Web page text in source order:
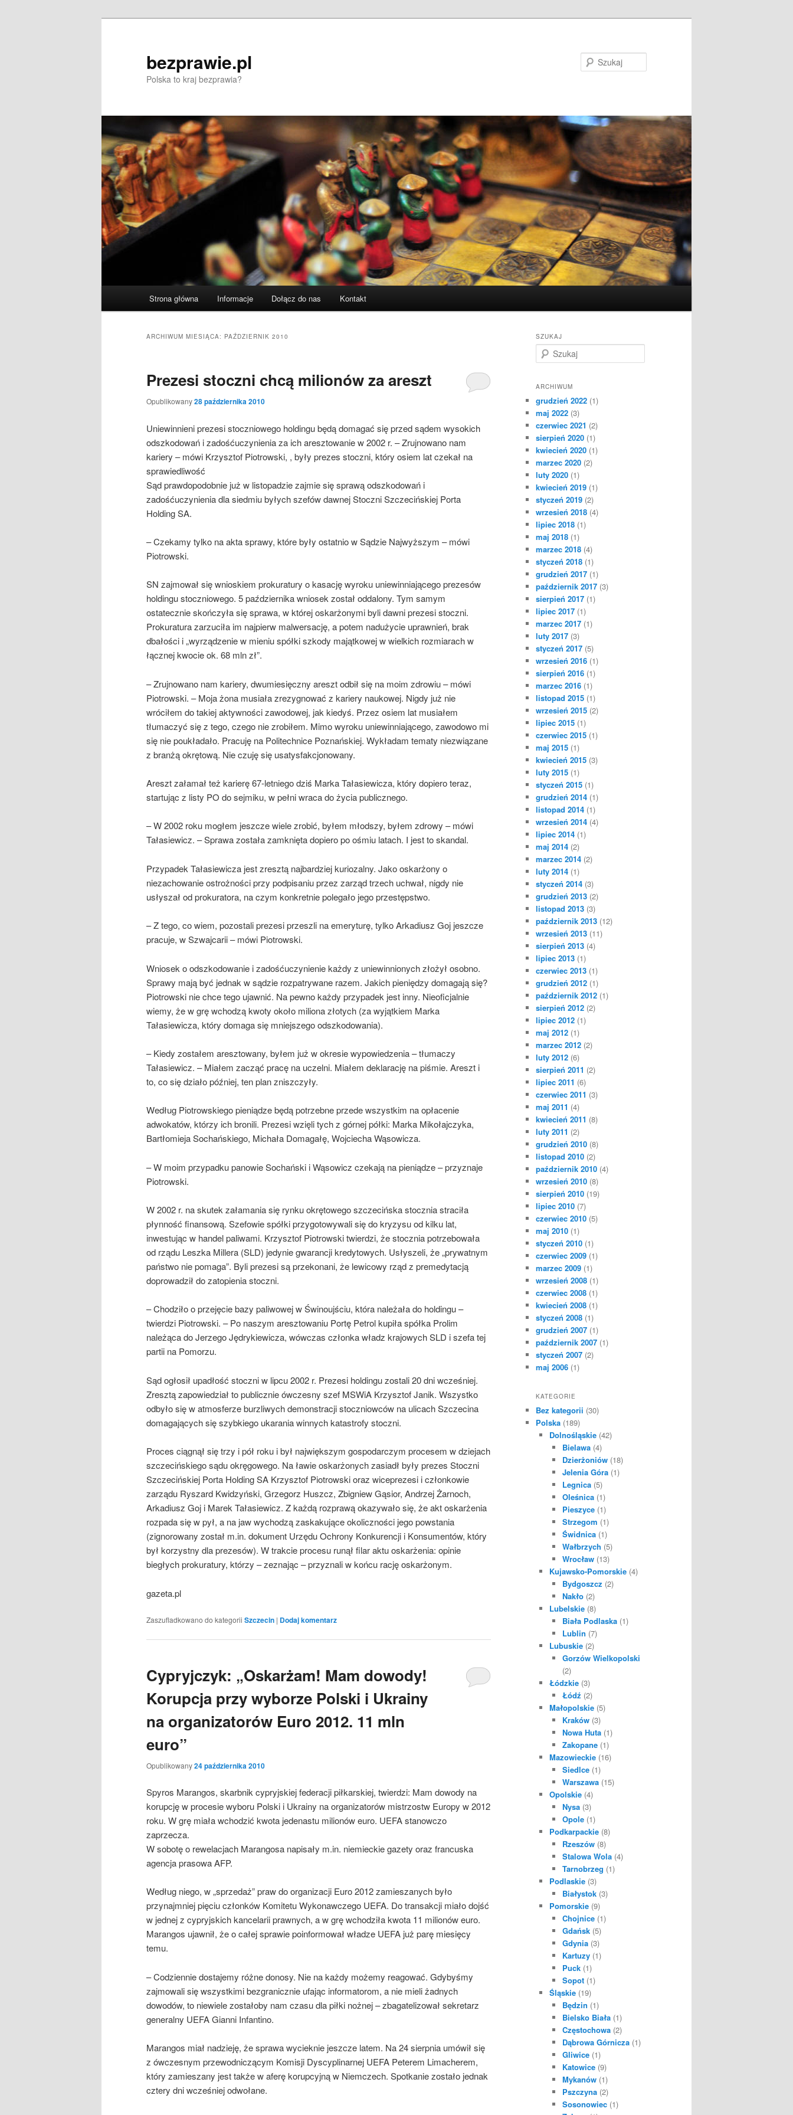
bezprawie.pl
Polska to kraj bezprawia?
Strona główna Informacje Dołącz do nas Kontakt
ARCHIWUM MIESIĄCA: PAŹDZIERNIK 2010
Prezesi stoczni chcą milionów za areszt
Opublikowany28 października 2010
Uniewinnieni prezesi stoczniowego holdingu będą domagać się przed sądem wysokich
odszkodowań i zadośćuczynienia za ich aresztowanie w 2002 r. – Zrujnowano nam
kariery – mówi Krzysztof Piotrowski, , były prezes stoczni, który osiem lat czekał na
sprawiedliwość
Sąd prawdopodobnie już w listopadzie zajmie się sprawą odszkodowań i
zadośćuczynienia dla siedmiu byłych szefów dawnej Stoczni Szczecińskiej Porta
Holding SA.
– Czekamy tylko na akta sprawy, które były ostatnio w Sądzie Najwyższym – mówi
Piotrowski.
SN zajmował się wnioskiem prokuratury o kasację wyroku uniewinniającego prezesów
holdingu stoczniowego. 5 października wniosek został oddalony. Tym samym
ostatecznie skończyła się sprawa, w której oskarżonymi byli dawni prezesi stoczni.
Prokuratura zarzuciła im najpierw malwersację, a potem nadużycie uprawnień, brak
dbałości i „wyrządzenie w mieniu spółki szkody majątkowej w wielkich rozmiarach w
łącznej kwocie ok. 68 mln zł”.
– Zrujnowano nam kariery, dwumiesięczny areszt odbił się na moim zdrowiu – mówi
Piotrowski. – Moja żona musiała zrezygnować z kariery naukowej. Nigdy już nie
wróciłem do takiej aktywności zawodowej, jak kiedyś. Przez osiem lat musiałem
tłumaczyć się z tego, czego nie zrobiłem. Mimo wyroku uniewinniającego, zawodowo mi
się nie poukładało. Pracuję na Politechnice Poznańskiej. Wykładam tematy niezwiązane
z branżą okrętową. Nie czuję się usatysfakcjonowany.
Areszt załamał też karierę 67-letniego dziś Marka Tałasiewicza, który dopiero teraz,
startując z listy PO do sejmiku, w pełni wraca do życia publicznego.
– W 2002 roku mogłem jeszcze wiele zrobić, byłem młodszy, byłem zdrowy – mówi
Tałasiewicz. – Sprawa została zamknięta dopiero po ośmiu latach. I jest to skandal.
Przypadek Tałasiewicza jest zresztą najbardziej kuriozalny. Jako oskarżony o
niezachowanie ostrożności przy podpisaniu przez zarząd trzech uchwał, nigdy nie
usłyszał od prokuratora, na czym konkretnie polegało jego przestępstwo.
– Z tego, co wiem, pozostali prezesi przeszli na emeryturę, tylko Arkadiusz Goj jeszcze
pracuje, w Szwajcarii – mówi Piotrowski.
Wniosek o odszkodowanie i zadośćuczynienie każdy z uniewinnionych złożył osobno.
Sprawy mają być jednak w sądzie rozpatrywane razem. Jakich pieniędzy domagają się?
Piotrowski nie chce tego ujawnić. Na pewno każdy przypadek jest inny. Nieoficjalnie
wiemy, że w grę wchodzą kwoty około miliona złotych (za wyjątkiem Marka
Tałasiewicza, który domaga się mniejszego odszkodowania).
– Kiedy zostałem aresztowany, byłem już w okresie wypowiedzenia – tłumaczy
Tałasiewicz. – Miałem zacząć pracę na uczelni. Miałem deklarację na piśmie. Areszt i
to, co się działo później, ten plan zniszczyły.
Według Piotrowskiego pieniądze będą potrzebne przede wszystkim na opłacenie
adwokatów, którzy ich bronili. Prezesi wzięli tych z górnej półki: Marka Mikołajczyka,
Bartłomieja Sochańskiego, Michała Domagałę, Wojciecha Wąsowicza.
– W moim przypadku panowie Sochański i Wąsowicz czekają na pieniądze – przyznaje
Piotrowski.
W 2002 r. na skutek załamania się rynku okrętowego szczecińska stocznia straciła
płynność finansową. Szefowie spółki przygotowywali się do kryzysu od kilku lat,
inwestując w handel paliwami. Krzysztof Piotrowski twierdzi, że stocznia potrzebowała
od rządu Leszka Millera (SLD) jedynie gwarancji kredytowych. Usłyszeli, że „prywatnym
państwo nie pomaga”. Byli prezesi są przekonani, że lewicowy rząd z premedytacją
doprowadził do zatopienia stoczni.
– Chodziło o przejęcie bazy paliwowej w Świnoujściu, która należała do holdingu –
twierdzi Piotrowski. – Po naszym aresztowaniu Portę Petrol kupiła spółka Prolim
należąca do Jerzego Jędrykiewicza, wówczas członka władz krajowych SLD i szefa tej
partii na Pomorzu.
Sąd ogłosił upadłość stoczni w lipcu 2002 r. Prezesi holdingu zostali 20 dni wcześniej.
Zresztą zapowiedział to publicznie ówczesny szef MSWiA Krzysztof Janik. Wszystko
odbyło się w atmosferze burzliwych demonstracji stoczniowców na ulicach Szczecina
domagających się szybkiego ukarania winnych katastrofy stoczni.
Proces ciągnął się trzy i pół roku i był największym gospodarczym procesem w dziejach
szczecińskiego sądu okręgowego. Na ławie oskarżonych zasiadł były prezes Stoczni
Szczecińskiej Porta Holding SA Krzysztof Piotrowski oraz wiceprezesi i członkowie
zarządu Ryszard Kwidzyński, Grzegorz Huszcz, Zbigniew Gąsior, Andrzej Żarnoch,
Arkadiusz Goj i Marek Tałasiewicz. Z każdą rozprawą okazywało się, że akt oskarżenia
rozpada się w pył, a na jaw wychodzą zaskakujące okoliczności jego powstania
(zignorowany został m.in. dokument Urzędu Ochrony Konkurencji i Konsumentów, który
był korzystny dla prezesów). W trakcie procesu runął filar aktu oskarżenia: opinie
biegłych prokuratury, którzy – zeznając – przyznali w końcu rację oskarżonym.
gazeta.pl
Zaszufladkowano do kategorii Szczecin | Dodaj komentarz
Cypryjczyk: „Oskarżam! Mam dowody!
Korupcja przy wyborze Polski i Ukrainy
na organizatorów Euro 2012. 11 mln
euro”
Opublikowany24 października 2010
Spyros Marangos, skarbnik cypryjskiej federacji piłkarskiej, twierdzi: Mam dowody na
korupcję w procesie wyboru Polski i Ukrainy na organizatorów mistrzostw Europy w 2012
roku. W grę miała wchodzić kwota jedenastu milionów euro. UEFA stanowczo
zaprzecza.
W sobotę o rewelacjach Marangosa napisały m.in. niemieckie gazety oraz francuska
agencja prasowa AFP.
Według niego, w „sprzedaż” praw do organizacji Euro 2012 zamieszanych było
przynajmniej pięciu członków Komitetu Wykonawczego UEFA. Do transakcji miało dojść
w jednej z cypryjskich kancelarii prawnych, a w grę wchodziła kwota 11 milionów euro.
Marangos ujawnił, że o całej sprawie poinformował władze UEFA już parę miesięcy
temu.
– Codziennie dostajemy różne donosy. Nie na każdy możemy reagować. Gdybyśmy
zajmowali się wszystkimi bezgranicznie ufając informatorom, a nie mieli żadnych
dowodów, to niewiele zostałoby nam czasu dla piłki nożnej – zbagatelizował sekretarz
generalny UEFA Gianni Infantino.
Marangos miał nadzieję, że sprawa wycieknie jeszcze latem. Na 24 sierpnia umówił się
z ówczesnym przewodniczącym Komisji Dyscyplinarnej UEFA Peterem Limacherem,
który zamieszany jest także w aferę korupcyjną w Niemczech. Spotkanie zostało jednak
cztery dni wcześniej odwołane.
SZUKAJ
z
k
j
ARCHIWUM
grudzień 2022 (1)
maj 2022 (3)
czerwiec 2021 (2)
sierpień 2020 (1)
kwiecień 2020 (1)
marzec 2020 (2)
luty 2020 (1)
kwiecień 2019 (1)
styczeń 2019 (2)
wrzesień 2018 (4)
lipiec 2018 (1)
maj 2018 (1)
marzec 2018 (4)
styczeń 2018 (1)
grudzień 2017 (1)
październik 2017 (3)
sierpień 2017 (1)
lipiec 2017 (1)
marzec 2017 (1)
luty 2017 (3)
styczeń 2017 (5)
wrzesień 2016 (1)
sierpień 2016 (1)
marzec 2016 (1)
listopad 2015 (1)
wrzesień 2015 (2)
lipiec 2015 (1)
czerwiec 2015 (1)
maj 2015 (1)
kwiecień 2015 (3)
luty 2015 (1)
styczeń 2015 (1)
grudzień 2014 (1)
listopad 2014 (1)
wrzesień 2014 (4)
lipiec 2014 (1)
maj 2014 (2)
marzec 2014 (2)
luty 2014 (1)
styczeń 2014 (3)
grudzień 2013 (2)
listopad 2013 (3)
październik 2013 (12)
wrzesień 2013 (11)
sierpień 2013 (4)
lipiec 2013 (1)
czerwiec 2013 (1)
grudzień 2012 (1)
październik 2012 (1)
sierpień 2012 (2)
lipiec 2012 (1)
maj 2012 (1)
marzec 2012 (2)
luty 2012 (6)
sierpień 2011 (2)
lipiec 2011 (6)
czerwiec 2011 (3)
maj 2011 (4)
kwiecień 2011 (8)
luty 2011 (2)
grudzień 2010 (8)
listopad 2010 (2)
październik 2010 (4)
wrzesień 2010 (8)
sierpień 2010 (19)
lipiec 2010 (7)
czerwiec 2010 (5)
maj 2010 (1)
styczeń 2010 (1)
czerwiec 2009 (1)
marzec 2009 (1)
wrzesień 2008 (1)
czerwiec 2008 (1)
kwiecień 2008 (1)
styczeń 2008 (1)
grudzień 2007 (1)
październik 2007 (1)
styczeń 2007 (2)
maj 2006 (1)
KATEGORIE
Bez kategorii (30)
Polska (189)
Dolnośląskie(42)
Bielawa (4)
Dzierżoniów (18)
Jelenia Góra (1)
Legnica (5)
Oleśnica (1)
Pieszyce (1)
Strzegom (1)
Świdnica (1)
Wałbrzych (5)
Wrocław (13)
Kujawsko-Pomorskie(4)
Bydgoszcz (2)
Nakło (2)
Lubelskie(8)
Biała Podlaska (1)
Lublin (7)
Lubuskie(2)
Gorzów Wielkopolski
(2)
Łódzkie(3)
Łódź (2)
Małopolskie(5)
Kraków (3)
Nowa Huta (1)
Zakopane (1)
Mazowieckie(16)
Siedlce (1)
Warszawa (15)
Opolskie(4)
Nysa (3)
Opole (1)
Podkarpackie(8)
Rzeszów (8)
Stalowa Wola (4)
Tarnobrzeg (1)
Podlaskie(3)
Białystok (3)
Pomorskie(9)
Chojnice (1)
Gdańsk (5)
Gdynia (3)
Kartuzy (1)
Puck (1)
Sopot (1)
Śląskie(19)
Będzin (1)
Bielsko Biała (1)
Częstochowa (2)
Dąbrowa Górnicza (1)
Gliwice (1)
Katowice (9)
Mykanów (1)
Pszczyna (2)
Sosonowiec (1)